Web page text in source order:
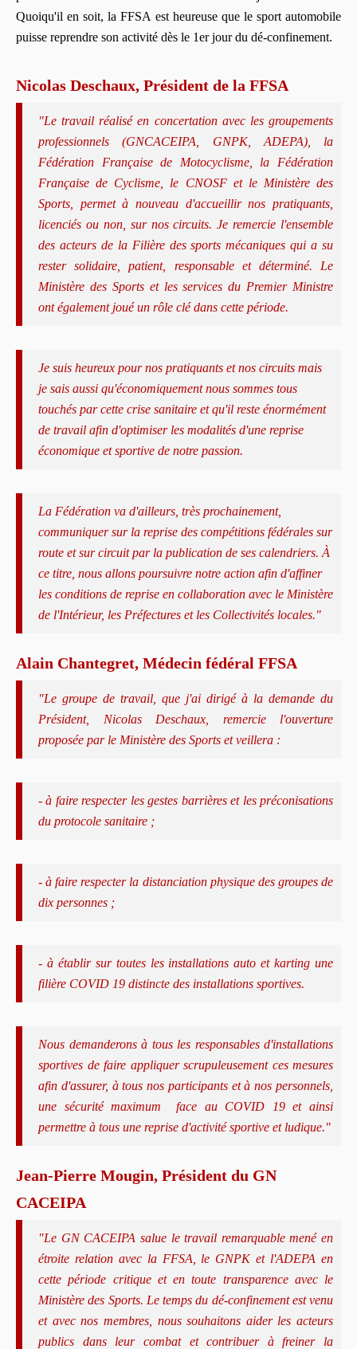
Quoiqu'il en soit, la FFSA est heureuse que le sport automobile
puisse reprendre son activité dès le 1er jour du dé-confinement.
Nicolas Deschaux, Président de la FFSA
"Le travail réalisé en concertation avec les groupements
professionnels (GNCACEIPA, GNPK, ADEPA), la
Fédération Française de Motocyclisme, la Fédération
Française de Cyclisme, le CNOSF et le Ministère des
Sports, permet à nouveau d'accueillir nos pratiquants,
licenciés ou non, sur nos circuits. Je remercie l'ensemble
des acteurs de la Filière des sports mécaniques qui a su
rester solidaire, patient, responsable et déterminé. Le
Ministère des Sports et les services du Premier Ministre
ont également joué un rôle clé dans cette période.
Je suis heureux pour nos pratiquants et nos circuits mais
je sais aussi qu'économiquement nous sommes tous
touchés par cette crise sanitaire et qu'il reste énormément
de travail afin d'optimiser les modalités d'une reprise
économique et sportive de notre passion.
La Fédération va d'ailleurs, très prochainement,
communiquer sur la reprise des compétitions fédérales sur
route et sur circuit par la publication de ses calendriers. À
ce titre, nous allons poursuivre notre action afin d'affiner
les conditions de reprise en collaboration avec le Ministère
de l'Intérieur, les Préfectures et les Collectivités locales."
Alain Chantegret, Médecin fédéral FFSA
"Le groupe de travail, que j'ai dirigé à la demande du
Président, Nicolas Deschaux, remercie l'ouverture
proposée par le Ministère des Sports et veillera :
- à faire respecter les gestes barrières et les préconisations
du protocole sanitaire ;
- à faire respecter la distanciation physique des groupes de
dix personnes ;
- à établir sur toutes les installations auto et karting une
filière COVID 19 distincte des installations sportives.
Nous demanderons à tous les responsables d'installations
sportives de faire appliquer scrupuleusement ces mesures
afin d'assurer, à tous nos participants et à nos personnels,
une sécurité maximum face au COVID 19 et ainsi
permettre à tous une reprise d'activité sportive et ludique."
Jean-Pierre Mougin, Président du GN
CACEIPA
"Le GN CACEIPA salue le travail remarquable mené en
étroite relation avec la FFSA, le GNPK et l'ADEPA en
cette période critique et en toute transparence avec le
Ministère des Sports. Le temps du dé-confinement est venu
et avec nos membres, nous souhaitons aider les acteurs
publics dans leur combat et contribuer à freiner la